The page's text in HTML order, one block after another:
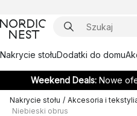
Nakrycie stołuDodatki do domu
Weekend Deals: Nowe
Nakrycie stołu / Akcesoria i
Niebieski obrus